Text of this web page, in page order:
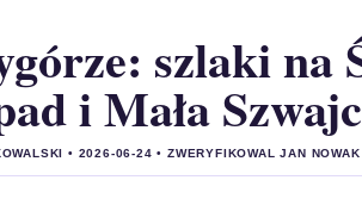
szlaki na
i Mała
• 2026-06-24 • ZWERYFIKOWAL JAN NOWAK